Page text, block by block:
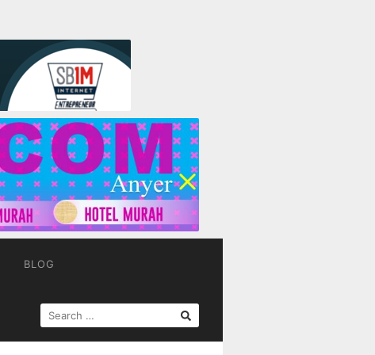
BLOG
SEARCH
FOR: